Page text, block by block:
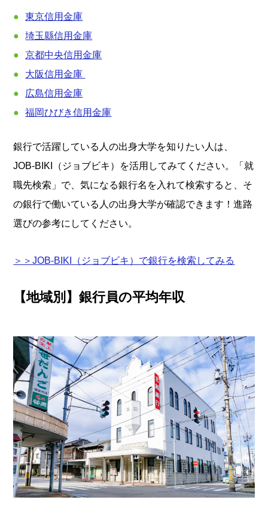
東京信用金庫
埼玉縣信用金庫
京都中央信用金庫
大阪信用金庫
広島信用金庫
福岡ひびき信用金庫
銀行で活躍している人の出身大学を知りたい人は、
JOB-BIKI（ジョブビキ）を活用してみてください。「就
職先検索」で、気になる銀行名を入れて検索すると、そ
の銀行で働いている人の出身大学が確認できます！進路
選びの参考にしてください。
＞＞JOB-BIKI（ジョブビキ）で銀行を検索してみる
【地域別】銀行員の平均年収